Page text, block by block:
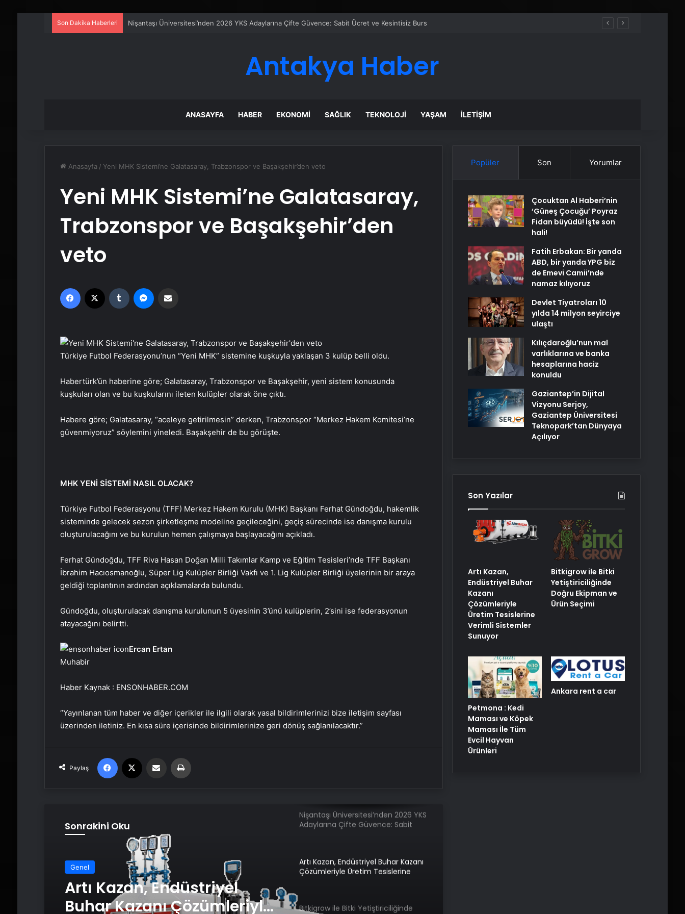
Son Dakika Haberleri Artı Kazan, Endüstriyel Buhar Kazanı Çözümleriyle Üretim Tesislerine Verimli Sistemler Sunuyor
Antakya Haber
ANASAYFA HABER EKONOMI SAĞLIK TEKNOLOJI YAŞAM İLETIŞIM
Anasayfa / Yeni MHK Sistemi’ne Galatasaray, Trabzonspor ve Başakşehir’den veto
Yeni MHK Sistemi’ne Galatasaray,
Trabzonspor ve Başakşehir’den
veto
Facebook Tumblr
Türkiye Futbol Federasyonu’nun “Yeni MHK” sistemine kuşkuyla yaklaşan 3 kulüp belli oldu.
Habertürk’ün haberine göre; Galatasaray, Trabzonspor ve Başakşehir, yeni sistem konusunda
kuşkuları olan ve bu kuşkularını ileten kulüpler olarak öne çıktı.
Habere göre; Galatasaray, “aceleye getirilmesin” derken, Trabzonspor “Merkez Hakem Komitesi’ne
güvenmiyoruz” söylemini yineledi. Başakşehir de bu görüşte.
MHK YENİ SİSTEMİ NASIL OLACAK?
Türkiye Futbol Federasyonu (TFF) Merkez Hakem Kurulu (MHK) Başkanı Ferhat Gündoğdu, hakemlik
sisteminde gelecek sezon şirketleşme modeline geçileceğini, geçiş sürecinde ise danışma kurulu
oluşturulacağını ve bu kurulun hemen çalışmaya başlayacağını açıkladı.
Ferhat Gündoğdu, TFF Riva Hasan Doğan Milli Takımlar Kamp ve Eğitim Tesisleri’nde TFF Başkanı
İbrahim Hacıosmanoğlu, Süper Lig Kulüpler Birliği Vakfı ve 1. Lig Kulüpler Birliği üyelerinin bir araya
geldiği toplantının ardından açıklamalarda bulundu.
Gündoğdu, oluşturulacak danışma kurulunun 5 üyesinin 3’ünü kulüplerin, 2’sini ise federasyonun
atayacağını belirtti.
Ercan Ertan
Muhabir
Haber Kaynak : ENSONHABER.COM
“Yayınlanan tüm haber ve diğer içerikler ile ilgili olarak yasal bildirimlerinizi bize iletişim sayfası
üzerinden iletiniz. En kısa süre içerisinde bildirimlerinize geri dönüş sağlanılacaktır.”
Paylaş
Facebook Email'den paylaş
Sonrakini Oku
Genel
Artı Kazan, Endüstriyel
Buhar Kazanı Çözümleriyle
Eşya Depolama Rehberi
Nişantaşı Üniversitesi’nden 2026 YKS
Adaylarına Çifte Güvence: Sabit
Artı Kazan, Endüstriyel Buhar Kazanı
Çözümleriyle Üretim Tesislerine
Bitkigrow ile Bitki Yetiştiriciliğinde
Popüler Son Yorumlar
Çocuktan Al Haberi’nin
‘Güneş Çocuğu’ Poyraz
Fidan büyüdü! İşte son
hali!
Fatih Erbakan: Bir yanda
ABD, bir yanda YPG biz
de Emevi Camii’nde
namaz kılıyoruz
Devlet Tiyatroları 10
yılda 14 milyon seyirciye
ulaştı
Kılıçdaroğlu’nun mal
varlıklarına ve banka
hesaplarına haciz
konuldu
Gaziantep’in Dijital
Vizyonu Serjoy,
Gaziantep Üniversitesi
Teknopark’tan Dünyaya
Açılıyor
Son Yazılar
Artı Kazan,
Endüstriyel Buhar
Kazanı
Çözümleriyle
Üretim Tesislerine
Verimli Sistemler
Sunuyor
Bitkigrow ile Bitki
Yetiştiriciliğinde
Doğru Ekipman ve
Ürün Seçimi
Petmona : Kedi
Maması ve Köpek
Maması İle Tüm
Evcil Hayvan
Ürünleri
Ankara rent a car